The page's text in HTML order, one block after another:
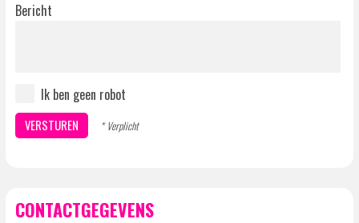
Bericht
Ik ben geen robot
* Verplicht
CONTACTGEGEVENS